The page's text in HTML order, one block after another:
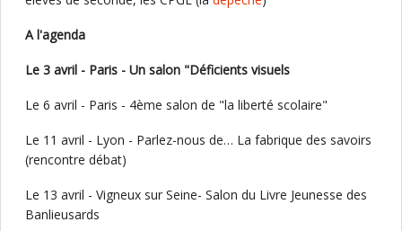
A l'agenda
Le 3 avril - Paris - Un salon "Déficients visuels
Le 6 avril - Paris - 4ème salon de "la liberté scolaire"
Le 11 avril - Lyon - Parlez-nous de… La fabrique des savoirs
(rencontre débat)
Le 13 avril - Vigneux sur Seine- Salon du Livre Jeunesse des
Banlieusards